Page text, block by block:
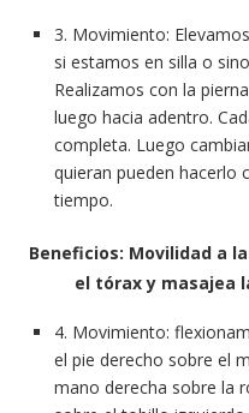
3. Movimiento:
si estamos en silla o
Realizamos con la
luego hacia adentro.
completa. Luego
quieran pueden hacerlo
tiempo.
Beneficios: Movilidad a
el tórax y masajea
4. Movimiento:
el pie derecho sobre el
mano derecha sobre la